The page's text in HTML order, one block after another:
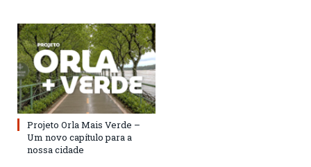
Projeto Orla Mais Verde –
Um novo capítulo para a
nossa cidade